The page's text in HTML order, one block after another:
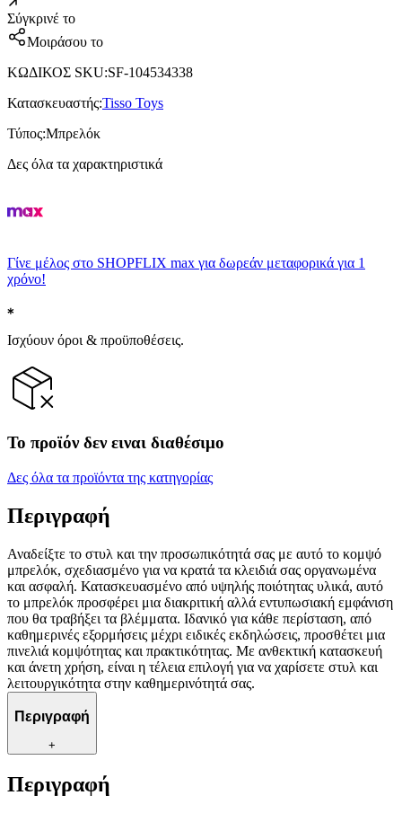
Σύγκρινέ το
Μοιράσου το
ΚΩΔΙΚΟΣ SKU:SF-104534338
Κατασκευαστής:Tisso Toys
Τύπος:Μπρελόκ
Δες όλα τα χαρακτηριστικά
Γίνε μέλος στο SHOPFLIX max για δωρεάν μεταφορικά για 1
χρόνο!
Ισχύουν όροι & προϋποθέσεις.
Το προϊόν δεν ειναι διαθέσιμο
Δες όλα τα προϊόντα της κατηγορίας
Περιγραφή
Αναδείξτε το στυλ και την προσωπικότητά σας με αυτό το κομψό
μπρελόκ, σχεδιασμένο για να κρατά τα κλειδιά σας οργανωμένα
και ασφαλή. Κατασκευασμένο από υψηλής ποιότητας υλικά, αυτό
το μπρελόκ προσφέρει μια διακριτική αλλά εντυπωσιακή εμφάνιση
που θα τραβήξει τα βλέμματα. Ιδανικό για κάθε περίσταση, από
καθημερινές εξορμήσεις μέχρι ειδικές εκδηλώσεις, προσθέτει μια
πινελιά κομψότητας και πρακτικότητας. Με ανθεκτική κατασκευή
και άνετη χρήση, είναι η τέλεια επιλογή για να χαρίσετε στυλ και
λειτουργικότητα στην καθημερινότητά σας.
Περιγραφή
+
Περιγραφή